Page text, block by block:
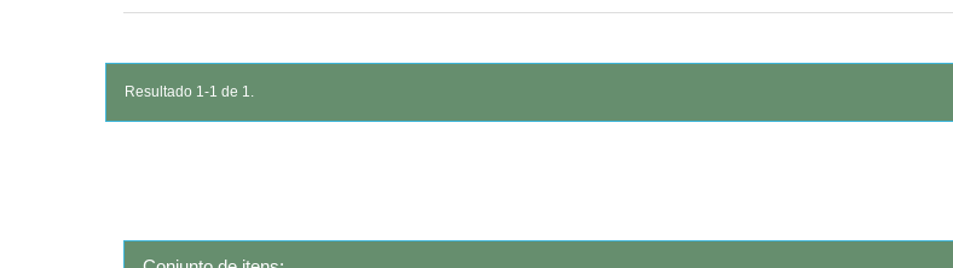
Resultado 1-1 de 1.